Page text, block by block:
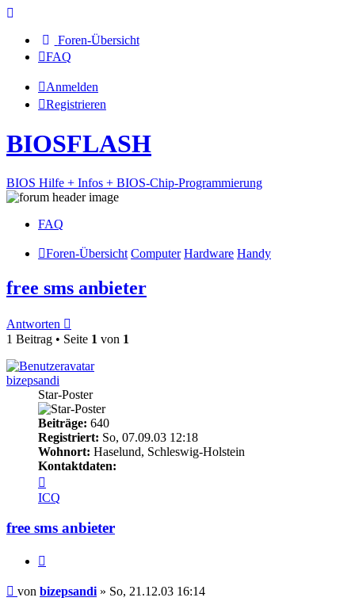
Foren-Übersicht
FAQ
Anmelden
Registrieren
BIOSFLASH
BIOS Hilfe + Infos + BIOS-Chip-Programmierung
FAQ
Foren-Übersicht Computer Hardware Handy
free sms anbieter
Antworten
1 Beitrag • Seite 1 von 1
bizepsandi
Star-Poster
Beiträge: 640
Registriert: So, 07.09.03 12:18
Wohnort: Haselund, Schleswig-Holstein
Kontaktdaten:
von
bizepsandi
ICQ
free sms anbieter
Beitrag
von bizepsandi » So, 21.12.03 16:14